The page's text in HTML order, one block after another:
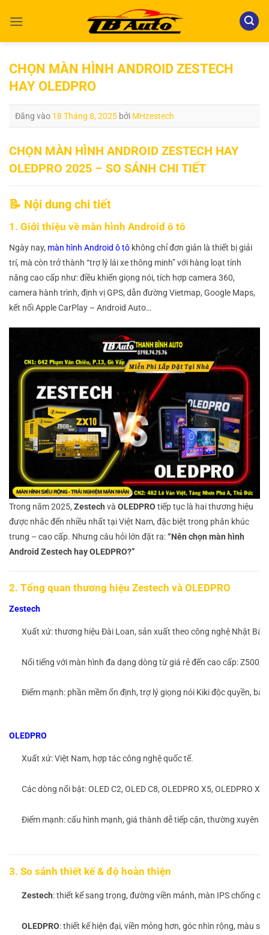
qua
CHỌN MÀN HÌNH ANDROID ZESTECH
HAY OLEDPRO
Đăng vào 18 Tháng 8, 2025 bởi MHzestech
CHỌN MÀN HÌNH ANDROID ZESTECH HAY
OLEDPRO 2025 – SO SÁNH CHI TIẾT
📝 Nội dung chi tiết
1. Giới thiệu về màn hình Android ô tô
Ngày nay, màn hình Android ô tô không chỉ đơn giản là thiết bị giải
trí, mà còn trở thành “trợ lý lái xe thông minh” với hàng loạt tính
năng cao cấp như: điều khiển giọng nói, tích hợp camera 360,
camera hành trình, định vị GPS, dẫn đường Vietmap, Google Maps,
kết nối Apple CarPlay – Android Auto…
Trong năm 2025, Zestech và OLEDPRO tiếp tục là hai thương hiệu
được nhắc đến nhiều nhất tại Việt Nam, đặc biệt trong phân khúc
trung – cao cấp. Nhưng câu hỏi lớn đặt ra:“Nên chọn màn hình
Android Zestech hay OLEDPRO?”
2. Tổng quan thương hiệu Zestech và OLEDPRO
Zestech
Xuất xứ: thương hiệu Đài Loan, sản xuất theo công nghệ Nhật Bản.
Nổi tiếng với màn hình đa dạng dòng từ giá rẻ đến cao cấp: Z500,
Điểm mạnh: phần mềm ổn định, trợ lý giọng nói Kiki độc quyền,
OLEDPRO
Xuất xứ: Việt Nam, hợp tác công nghệ quốc tế.
Các dòng nổi bật: OLED C2, OLED C8, OLEDPRO X5, OLEDPRO
Điểm mạnh: cấu hình mạnh, giá thành dễ tiếp cận, thường xuyên
3. So sánh thiết kế & độ hoàn thiện
Zestech: thiết kế sang trọng, đường viền mảnh, màn IPS chống
OLEDPRO: thiết kế hiện đại, viền mỏng hơn, góc nhìn rộng, màu